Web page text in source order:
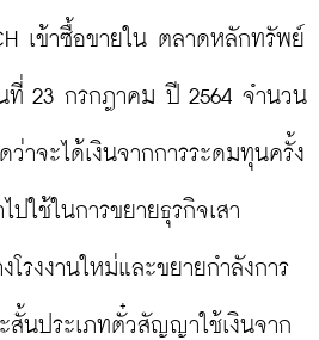
เข้าซื้อขายใน ตลาดหลักทรัพย์
ที่ 23 กรกฎาคม ปี 2564 จำนวน
าจะได้เงินจากการระดมทุนครั้ง
ใช้ในการขยายธุรกิจเสา
รงงานใหม่และขยายกำลังการ
สั้นประเภทตั๋วสัญญาใช้เงินจาก